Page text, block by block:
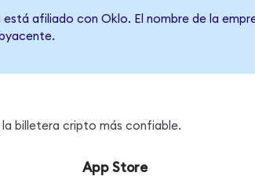
afiliado con Oklo. El nombre de la
billetera cripto más confiable.
App Store